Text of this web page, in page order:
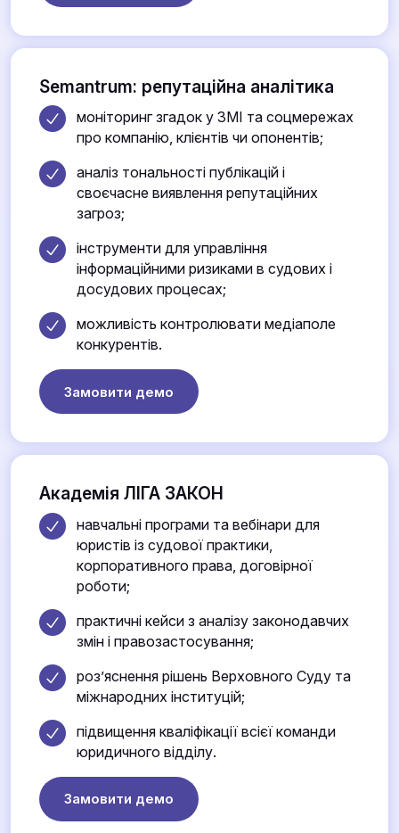
Semantrum: репутаційна аналітика
моніторинг згадок у ЗМІ та соцмережах
про компанію, клієнтів чи опонентів;
аналіз тональності публікацій і
своєчасне виявлення репутаційних
загроз;
інструменти для управління
інформаційними ризиками в судових і
досудових процесах;
можливість контролювати медіаполе
конкурентів.
Замовити демо
Академія ЛІГА ЗАКОН
навчальні програми та вебінари для
юристів із судової практики,
корпоративного права, договірної
роботи;
практичні кейси з аналізу законодавчих
змін і правозастосування;
роз’яснення рішень Верховного Суду та
міжнародних інституцій;
підвищення кваліфікації всієї команди
юридичного відділу.
Замовити демо